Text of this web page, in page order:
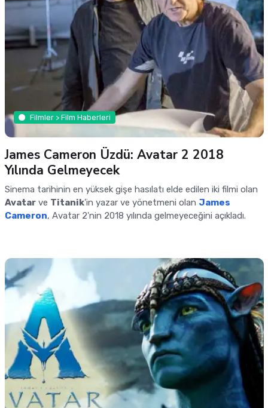
Filmler > Film Haberleri
James Cameron Üzdü: Avatar 2 2018
Yılında Gelmeyecek
Sinema tarihinin en yüksek gişe hasılatı elde edilen iki filmi olan
Avatarve Titanik'in yazar ve yönetmeni olan James
Cameron, Avatar 2'nin 2018 yılında gelmeyeceğini açıkladı.